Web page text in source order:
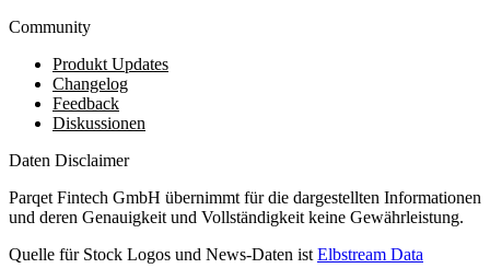
Community
Produkt Updates
Changelog
Feedback
Diskussionen
Daten Disclaimer
Parqet Fintech GmbH übernimmt für die dargestellten Informationen
und deren Genauigkeit und Vollständigkeit keine Gewährleistung.
Quelle für Stock Logos und News-Daten ist Elbstream Data